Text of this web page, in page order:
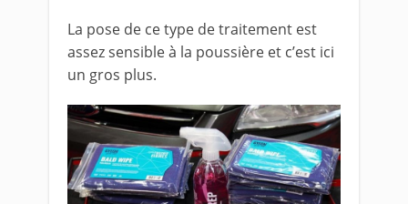
La pose de ce type de traitement est
assez sensible à la poussière et c’est ici
un gros plus.